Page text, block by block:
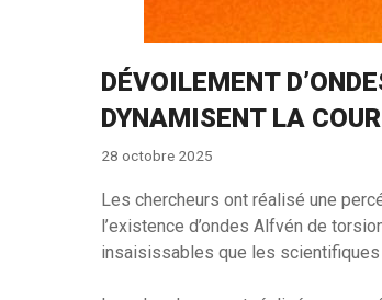
DÉVOILEMENT
DYNAMISENT LA
28 octobre 2025
Les chercheurs ont réalisé une
l’existence d’ondes Alfvén de
insaisissables que les scientifiques